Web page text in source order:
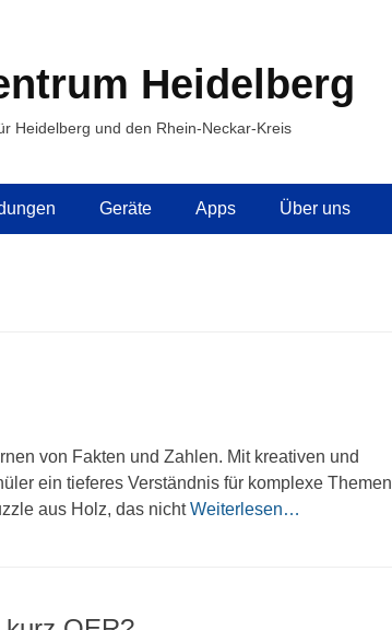
Heidelberg
Heidelberg und den Rhein-Neckar-Kreis
Geräte Apps Über uns
von Fakten und Zahlen. Mit kreativen und
ein tieferes Verständnis für komplexe Themen
aus Holz, das nichtWeiterlesen…